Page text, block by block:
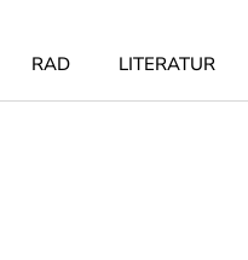
RAD LITERATUR